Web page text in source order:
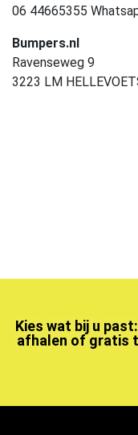
06 44665355
Bumpers.nl
Ravenseweg 9
3223 LM
Kies wat bij u
afhalen of gratis